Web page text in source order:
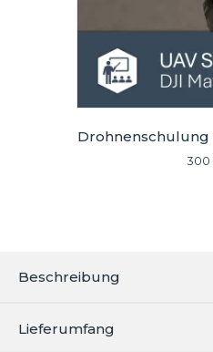
Drohnenschulung
300
Beschreibung
Lieferumfang